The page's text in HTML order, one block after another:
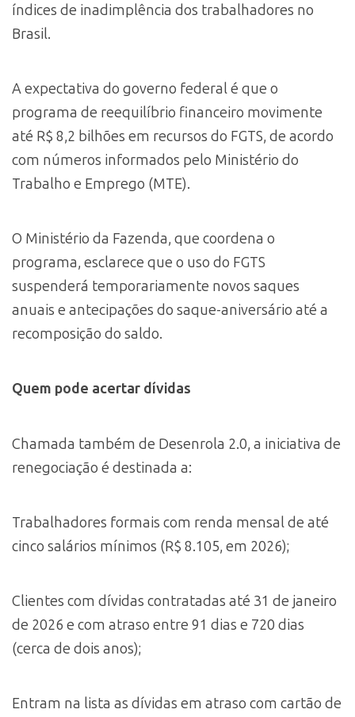
índices de inadimplência dos trabalhadores no
Brasil.
A expectativa do governo federal é que o
programa de reequilíbrio financeiro movimente
até R$ 8,2 bilhões em recursos do FGTS, de acordo
com números informados pelo Ministério do
Trabalho e Emprego (MTE).
O Ministério da Fazenda, que coordena o
programa, esclarece que o uso do FGTS
suspenderá temporariamente novos saques
anuais e antecipações do saque-aniversário até a
recomposição do saldo.
Quem pode acertar dívidas
Chamada também de Desenrola 2.0, a iniciativa de
renegociação é destinada a:
Trabalhadores formais com renda mensal de até
cinco salários mínimos (R$ 8.105, em 2026);
Clientes com dívidas contratadas até 31 de janeiro
de 2026 e com atraso entre 91 dias e 720 dias
(cerca de dois anos);
Entram na lista as dívidas em atraso com cartão de